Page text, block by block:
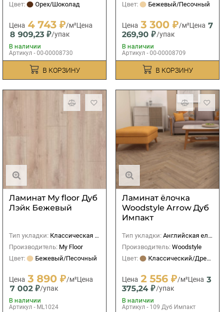
Цвет:
Орех/Шоколад
Цена 4 743 ₽/м²Цена
8 909,23 ₽/упак
В наличии
Артикул - 00-00008730
В КОРЗИНУ
Цвет:
Бежевый/Песочный
Цена 3 300 ₽/м²Цена 7
269,90 ₽/упак
В наличии
Артикул - 00-00008709
В КОРЗИНУ
Ламинат My floor Дуб
Лэйк Бежевый
Тип укладки: Классическая (прямая)
Производитель: My Floor
Цвет:
Бежевый/Песочный
Цена 3 890 ₽/м²Цена
7 002 ₽/упак
В наличии
Артикул - ML1024
Ламинат ёлочка
Woodstyle Arrow Дуб
Импакт
Тип укладки: Английская елка
Производитель: Woodstyle
Цвет:
Классический/Древесный
Цена 2 556 ₽/м²Цена 3
375,24 ₽/упак
В наличии
Артикул - 109 Дуб Импакт